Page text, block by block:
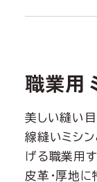
職業用
美しい縫い
線縫いミシ
げる職業用す
皮革・厚地に